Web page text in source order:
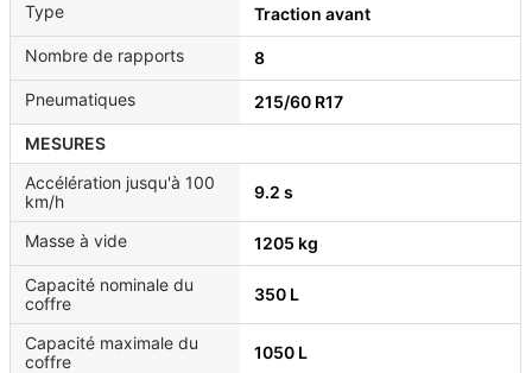
Type
Traction avant
Nombre de rapports 8
Pneumatiques 215/60 R17
MESURES
Accélération jusqu'à 100
km/h
9.2 s
Masse à vide 1205 kg
Capacité nominale du
coffre
350 L
Capacité maximale du
coffre
1050 L